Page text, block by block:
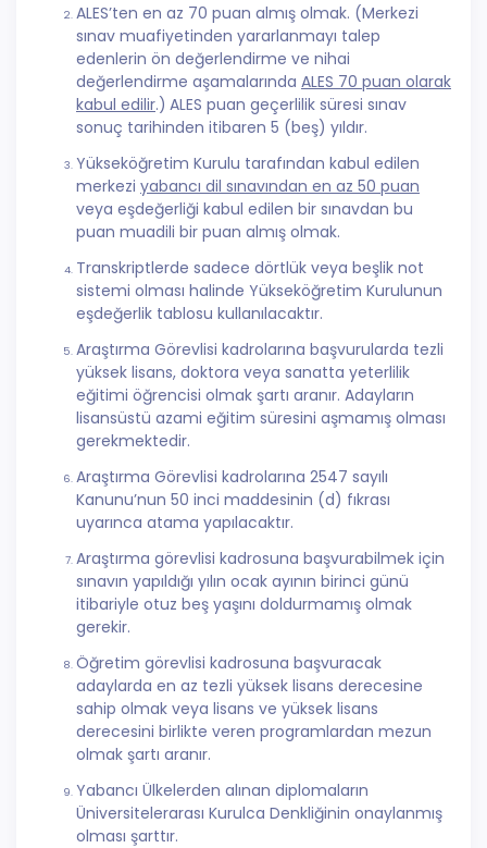
ALES’ten en az 70 puan almış olmak. (Merkezi
sınav muafiyetinden yararlanmayı talep
edenlerin ön değerlendirme ve nihai
değerlendirme aşamalarında ALES 70 puan olarak
kabul edilir.) ALES puan geçerlilik süresi sınav
sonuç tarihinden itibaren 5 (beş) yıldır.
Yükseköğretim Kurulu tarafından kabul edilen
merkezi yabancı dil sınavından en az 50 puan
veya eşdeğerliği kabul edilen bir sınavdan bu
puan muadili bir puan almış olmak.
Transkriptlerde sadece dörtlük veya beşlik not
sistemi olması halinde Yükseköğretim Kurulunun
eşdeğerlik tablosu kullanılacaktır.
Araştırma Görevlisi kadrolarına başvurularda tezli
yüksek lisans, doktora veya sanatta yeterlilik
eğitimi öğrencisi olmak şartı aranır. Adayların
lisansüstü azami eğitim süresini aşmamış olması
gerekmektedir.
Araştırma Görevlisi kadrolarına 2547 sayılı
Kanunu’nun 50 inci maddesinin (d) fıkrası
uyarınca atama yapılacaktır.
Araştırma görevlisi kadrosuna başvurabilmek için
sınavın yapıldığı yılın ocak ayının birinci günü
itibariyle otuz beş yaşını doldurmamış olmak
gerekir.
Öğretim görevlisi kadrosuna başvuracak
adaylarda en az tezli yüksek lisans derecesine
sahip olmak veya lisans ve yüksek lisans
derecesini birlikte veren programlardan mezun
olmak şartı aranır.
Yabancı Ülkelerden alınan diplomaların
Üniversitelerarası Kurulca Denkliğinin onaylanmış
olması şarttır.